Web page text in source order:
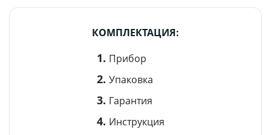
КОМПЛЕКТАЦИЯ:
Прибор
Упаковка
Гарантия
Инструкция